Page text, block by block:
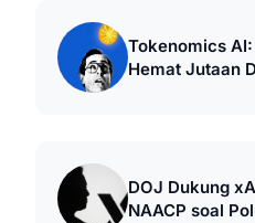
Tokenomics
Hemat Jutaan
DOJ Dukung
NAACP soal